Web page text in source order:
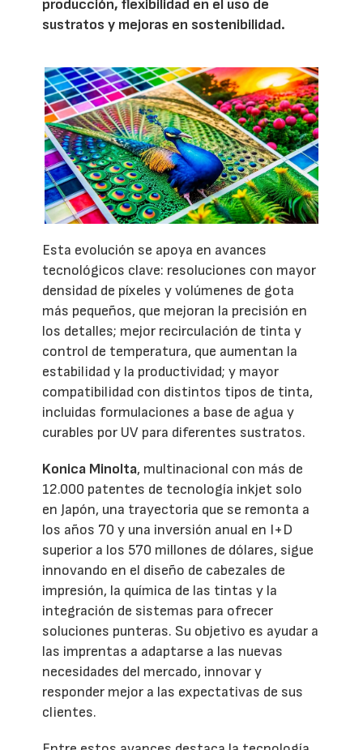
producción, flexibilidad en el uso de
sustratos y mejoras en sostenibilidad.
Esta evolución se apoya en avances
tecnológicos clave: resoluciones con mayor
densidad de píxeles y volúmenes de gota
más pequeños, que mejoran la precisión en
los detalles; mejor recirculación de tinta y
control de temperatura, que aumentan la
estabilidad y la productividad; y mayor
compatibilidad con distintos tipos de tinta,
incluidas formulaciones a base de agua y
curables por UV para diferentes sustratos.
Konica Minolta, multinacional con más de
12.000 patentes de tecnología inkjet solo
en Japón, una trayectoria que se remonta a
los años 70 y una inversión anual en I+D
superior a los 570 millones de dólares, sigue
innovando en el diseño de cabezales de
impresión, la química de las tintas y la
integración de sistemas para ofrecer
soluciones punteras. Su objetivo es ayudar a
las imprentas a adaptarse a las nuevas
necesidades del mercado, innovar y
responder mejor a las expectativas de sus
clientes.